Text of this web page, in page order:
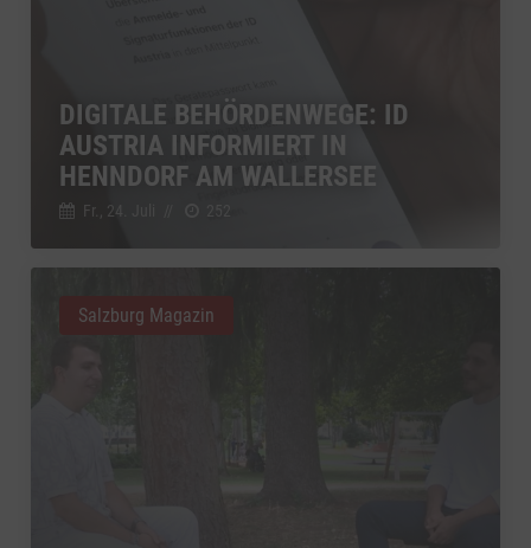
DIGITALE BEHÖRDENWEGE: ID
AUSTRIA INFORMIERT IN
HENNDORF AM WALLERSEE
Fr., 24. Juli 252
Salzburg Magazin